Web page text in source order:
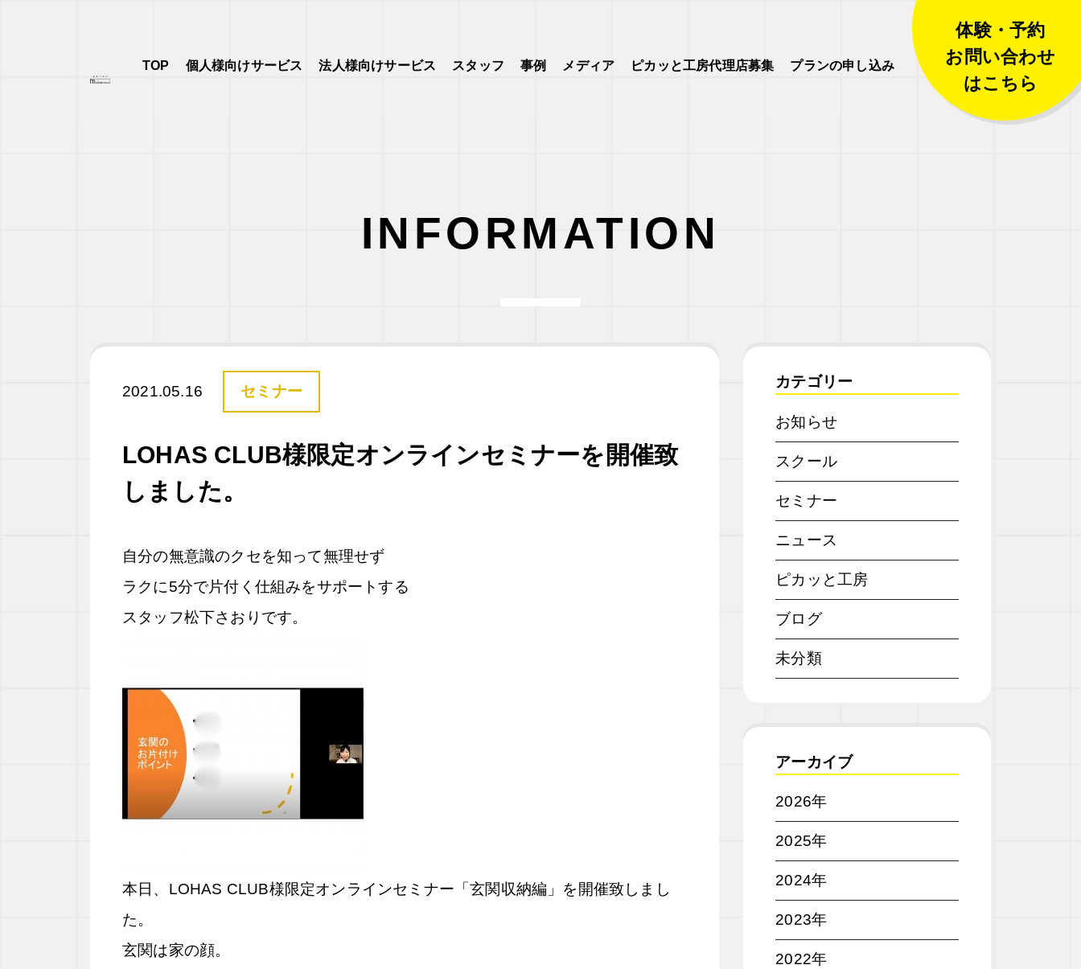
TOP 個人様向けサービス 法人様向けサービス スタッフ 事例 メディア ピカッと工房代理店募集 プランの申し込み
体験・予約
お問い合わせ
はこちら
INFORMATION
2021.05.16 セミナー
LOHAS CLUB様限定オンラインセミナーを開催致
しました。
自分の無意識のクセを知って無理せず
ラクに5分で片付く仕組みをサポートする
スタッフ松下さおりです。
本日、LOHAS CLUB様限定オンラインセミナー「玄関収納編」を開催致しまし
た。
玄関は家の顔。
カテゴリー
お知らせ
スクール
セミナー
ニュース
ピカッと工房
ブログ
未分類
アーカイブ
2026年
2025年
2024年
2023年
2022年